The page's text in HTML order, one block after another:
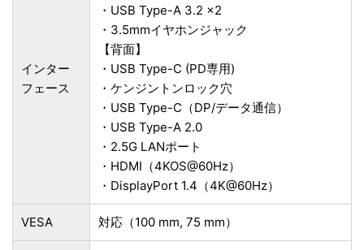
インター
フェース
・USB Type-A 3.2 ×2
・3.5mmイヤホンジャック
【背面】
・USB Type-C (PD専用)
・ケンジントンロック穴
・USB Type-C（DP/データ通信）
・USB Type-A 2.0
・2.5G LANポート
・HDMI（4KOS@60Hz）
・DisplayPort 1.4（4K@60Hz）
VESA 対応（100 mm, 75 mm）